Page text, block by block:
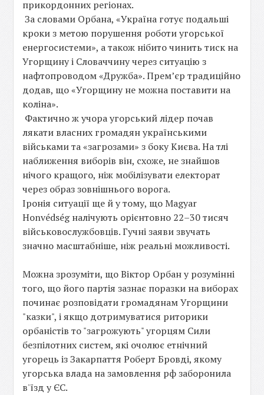
прикордонних регіонах.
За словами Орбана, «Україна готує подальші
кроки з метою порушення роботи угорської
енергосистеми», а також нібито чинить тиск на
Угорщину і Словаччину через ситуацію з
нафтопроводом «Дружба». Прем’єр традиційно
додав, що «Угорщину не можна поставити на
коліна».
Фактично ж учора угорський лідер почав
лякати власних громадян українськими
військами та «загрозами» з боку Києва. На тлі
наближення виборів він, схоже, не знайшов
нічого кращого, ніж мобілізувати електорат
через образ зовнішнього ворога.
Іронія ситуації ще й у тому, що Magyar
Honvédség налічують орієнтовно 22–30 тисяч
військовослужбовців. Гучні заяви звучать
значно масштабніше, ніж реальні можливості.
Можна зрозуміти, що Віктор Орбан у розумінні
того, що його партія зазнає поразки на виборах
починає розповідати громадянам Угорщини
"казки", і якщо дотримуватися риторики
орбаністів то "загрожують" угорцям Сили
безпілотних систем, які очолює етнічний
угорець із Закарпаття Роберт Бровді, якому
угорська влада на замовлення рф заборонила
в'їзд у ЄС.